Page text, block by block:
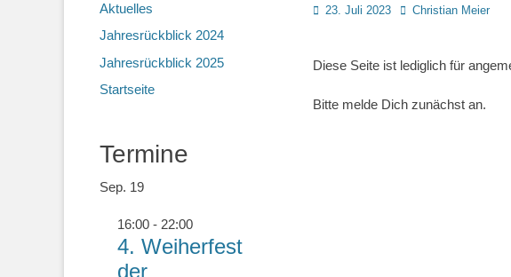
Posted
23. Juli 2023 AutorChristian Meier
Diese Seite ist lediglich für
Bitte melde Dich zunächst an.
Aktuelles
Jahresrückblick 2024
Jahresrückblick 2025
Startseite
Termine
Sep. 19
16:00 - 22:00
4. Weiherfest
der